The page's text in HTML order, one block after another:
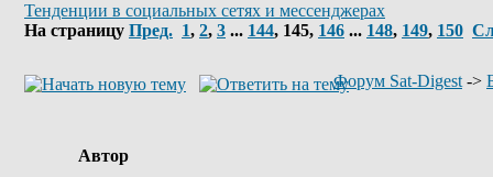
Тенденции в социальных сетях и мессенджерах
На страницу Пред. 1, 2, 3 ... 144, 145, 146 ... 148, 149, 150
Форум Sat-Digest ->
Автор